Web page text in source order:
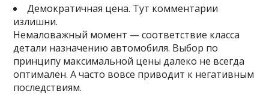
Демократичная цена. Тут комментарии
излишни.
Немаловажный момент — соответствие класса
детали назначению автомобиля. Выбор по
принципу максимальной цены далеко не всегда
оптимален. А часто вовсе приводит к негативным
последствиям.